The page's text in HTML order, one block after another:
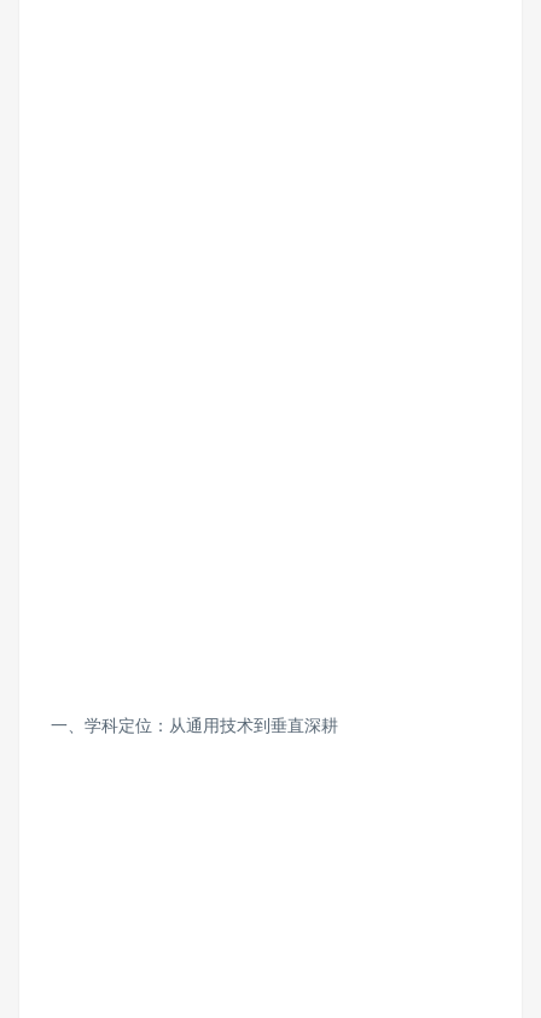
一、学科定位：从通用技术到垂直深耕